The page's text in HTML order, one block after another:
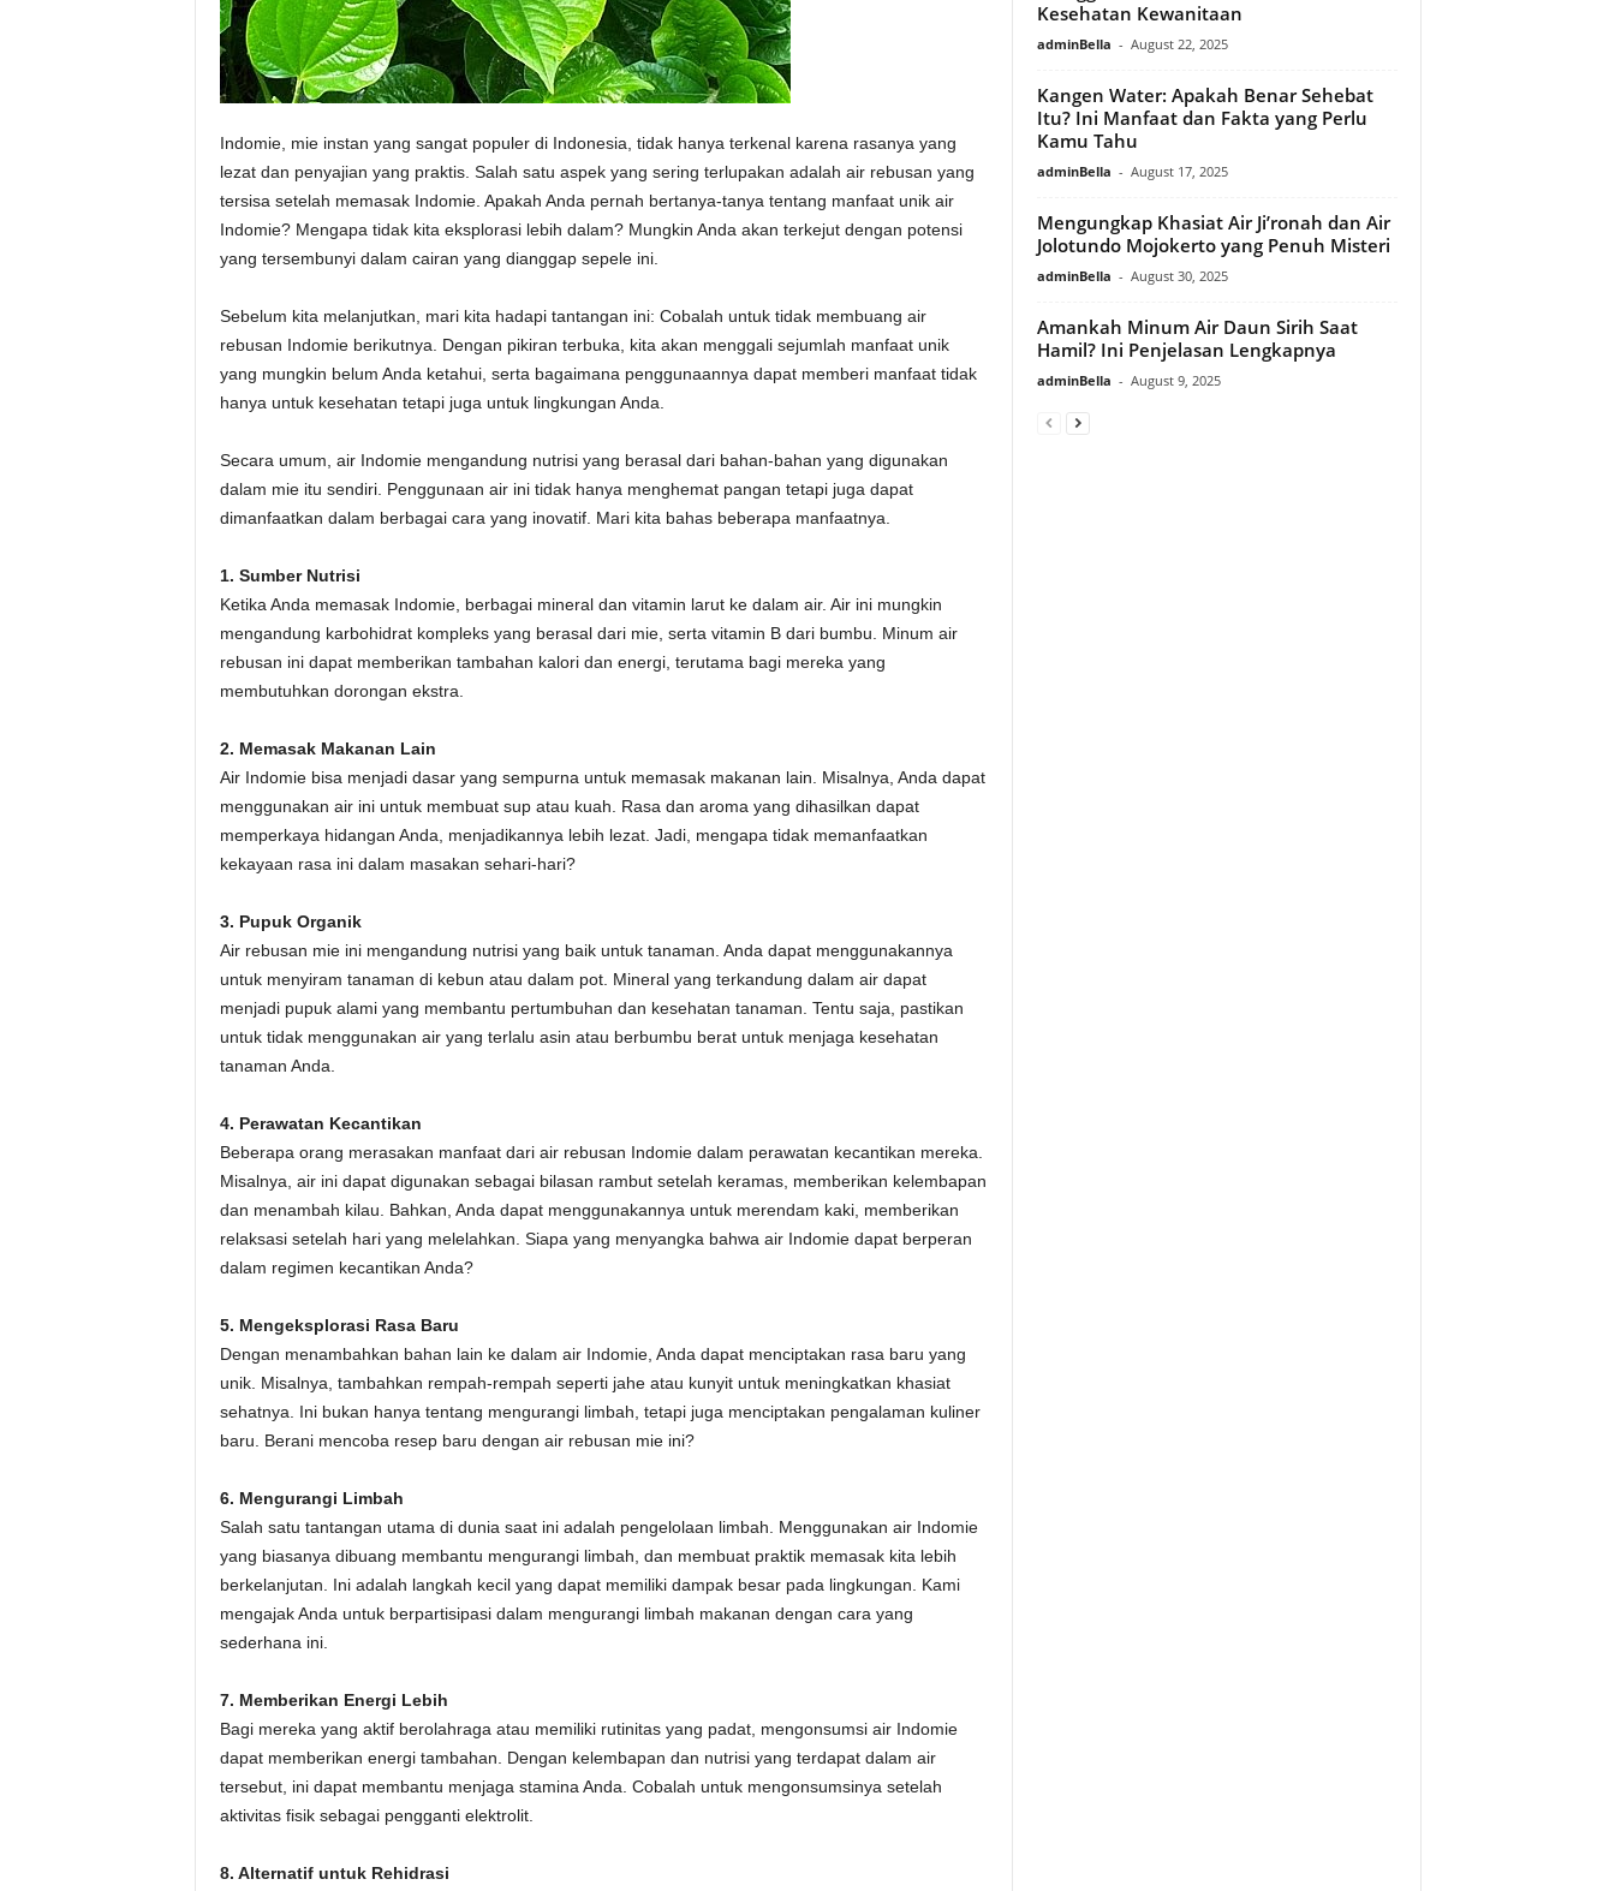
Indomie, mie instan yang sangat populer di Indonesia, tidak hanya terkenal karena rasanya yang
lezat dan penyajian yang praktis. Salah satu aspek yang sering terlupakan adalah air rebusan yang
tersisa setelah memasak Indomie. Apakah Anda pernah bertanya-tanya tentang manfaat unik air
Indomie? Mengapa tidak kita eksplorasi lebih dalam? Mungkin Anda akan terkejut dengan potensi
yang tersembunyi dalam cairan yang dianggap sepele ini.
Sebelum kita melanjutkan, mari kita hadapi tantangan ini: Cobalah untuk tidak membuang air
rebusan Indomie berikutnya. Dengan pikiran terbuka, kita akan menggali sejumlah manfaat unik
yang mungkin belum Anda ketahui, serta bagaimana penggunaannya dapat memberi manfaat tidak
hanya untuk kesehatan tetapi juga untuk lingkungan Anda.
Secara umum, air Indomie mengandung nutrisi yang berasal dari bahan-bahan yang digunakan
dalam mie itu sendiri. Penggunaan air ini tidak hanya menghemat pangan tetapi juga dapat
dimanfaatkan dalam berbagai cara yang inovatif. Mari kita bahas beberapa manfaatnya.
1. Sumber Nutrisi
Ketika Anda memasak Indomie, berbagai mineral dan vitamin larut ke dalam air. Air ini mungkin
mengandung karbohidrat kompleks yang berasal dari mie, serta vitamin B dari bumbu. Minum air
rebusan ini dapat memberikan tambahan kalori dan energi, terutama bagi mereka yang
membutuhkan dorongan ekstra.
2. Memasak Makanan Lain
Air Indomie bisa menjadi dasar yang sempurna untuk memasak makanan lain. Misalnya, Anda dapat
menggunakan air ini untuk membuat sup atau kuah. Rasa dan aroma yang dihasilkan dapat
memperkaya hidangan Anda, menjadikannya lebih lezat. Jadi, mengapa tidak memanfaatkan
kekayaan rasa ini dalam masakan sehari-hari?
3. Pupuk Organik
Air rebusan mie ini mengandung nutrisi yang baik untuk tanaman. Anda dapat menggunakannya
untuk menyiram tanaman di kebun atau dalam pot. Mineral yang terkandung dalam air dapat
menjadi pupuk alami yang membantu pertumbuhan dan kesehatan tanaman. Tentu saja, pastikan
untuk tidak menggunakan air yang terlalu asin atau berbumbu berat untuk menjaga kesehatan
tanaman Anda.
4. Perawatan Kecantikan
Beberapa orang merasakan manfaat dari air rebusan Indomie dalam perawatan kecantikan mereka.
Misalnya, air ini dapat digunakan sebagai bilasan rambut setelah keramas, memberikan kelembapan
dan menambah kilau. Bahkan, Anda dapat menggunakannya untuk merendam kaki, memberikan
relaksasi setelah hari yang melelahkan. Siapa yang menyangka bahwa air Indomie dapat berperan
dalam regimen kecantikan Anda?
5. Mengeksplorasi Rasa Baru
Dengan menambahkan bahan lain ke dalam air Indomie, Anda dapat menciptakan rasa baru yang
unik. Misalnya, tambahkan rempah-rempah seperti jahe atau kunyit untuk meningkatkan khasiat
sehatnya. Ini bukan hanya tentang mengurangi limbah, tetapi juga menciptakan pengalaman kuliner
baru. Berani mencoba resep baru dengan air rebusan mie ini?
6. Mengurangi Limbah
Salah satu tantangan utama di dunia saat ini adalah pengelolaan limbah. Menggunakan air Indomie
yang biasanya dibuang membantu mengurangi limbah, dan membuat praktik memasak kita lebih
berkelanjutan. Ini adalah langkah kecil yang dapat memiliki dampak besar pada lingkungan. Kami
mengajak Anda untuk berpartisipasi dalam mengurangi limbah makanan dengan cara yang
sederhana ini.
7. Memberikan Energi Lebih
Bagi mereka yang aktif berolahraga atau memiliki rutinitas yang padat, mengonsumsi air Indomie
dapat memberikan energi tambahan. Dengan kelembapan dan nutrisi yang terdapat dalam air
tersebut, ini dapat membantu menjaga stamina Anda. Cobalah untuk mengonsumsinya setelah
aktivitas fisik sebagai pengganti elektrolit.
8. Alternatif untuk Rehidrasi
Kesehatan Kewanitaan
adminBella - August 22, 2025
Kangen Water: Apakah Benar Sehebat
Itu? Ini Manfaat dan Fakta yang Perlu
Kamu Tahu
adminBella - August 17, 2025
Mengungkap Khasiat Air Ji’ronah dan Air
Jolotundo Mojokerto yang Penuh Misteri
adminBella - August 30, 2025
Amankah Minum Air Daun Sirih Saat
Hamil? Ini Penjelasan Lengkapnya
adminBella - August 9, 2025